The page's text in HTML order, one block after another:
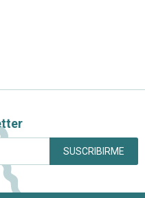
SUSCRIBIRME